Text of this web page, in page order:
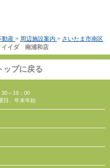
動産 > 周辺施設案内 > さいたま市南区
イイダ 南浦和店
ップに戻る
～19：00
日、年末年始